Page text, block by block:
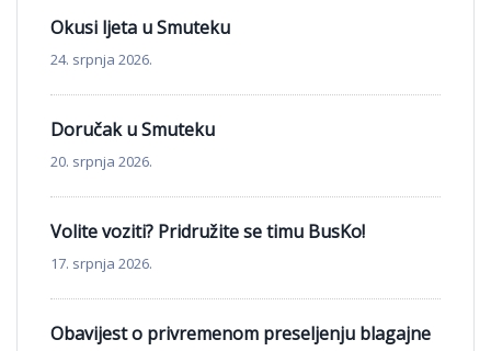
Okusi ljeta u Smuteku
24. srpnja 2026.
Doručak u Smuteku
20. srpnja 2026.
Volite voziti? Pridružite se timu BusKo!
17. srpnja 2026.
Obavijest o privremenom preseljenju blagajne